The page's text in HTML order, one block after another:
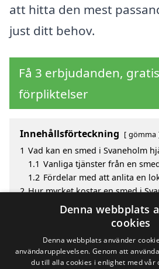
att hitta den mest
just ditt behov.
Få 3 erbjudanden,
förpliktelser
Innehållsförteckning gömma
1 Vad kan en smed i Svaneholm
1.1 Vanliga tjänster från en
1.2 Fördelar med att anlita en
2 Hur mycket kostar en smed i
Fördelar med att välja smed i
Sök efter en skicklig smed i de
Denna webbplats
cookies
Denna webbplats använder
användarupplevelsen. Genom att
du till alla cookies i enlighet med vår